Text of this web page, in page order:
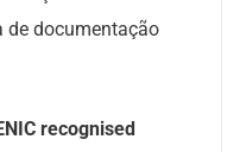
de documentação
recognised